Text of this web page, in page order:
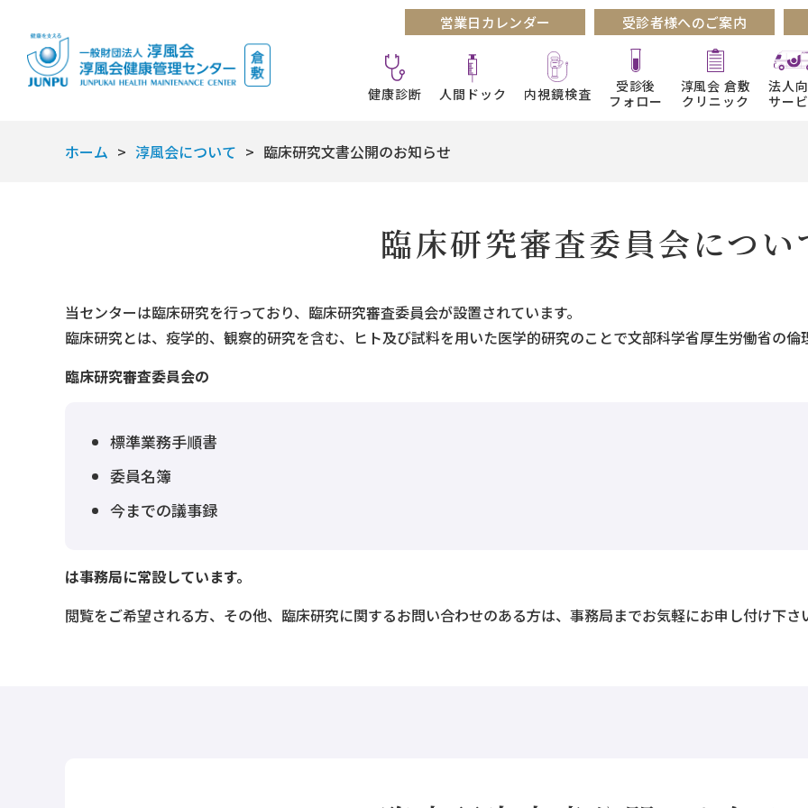
営業日カレンダー 受診者様へのご案内
健康診断 人間ドック 内視鏡検査
受診後
フォロー
淳風会 倉敷
クリニック
法人
サー
ホーム 淳風会について 臨床研究文書公開のお知らせ
臨床研究審査委員会につい
当センターは臨床研究を行っており、臨床研究審査委員会が設置されています。
臨床研究とは、疫学的、観察的研究を含む、ヒト及び試料を用いた医学的研究のことで文部科学省厚生労働省の倫
臨床研究審査委員会の
標準業務手順書
委員名簿
今までの議事録
は事務局に常設しています。
閲覧をご希望される方、その他、臨床研究に関するお問い合わせのある方は、事務局までお気軽にお申し付け下さ